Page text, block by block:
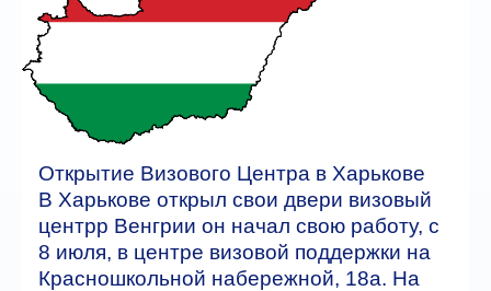
Автобусные туры
ГОРЯЩИЕ ТУРЫ
туры дня
Отели
Контакты
Открытие Визового Центра в Харькове
В Харькове открыл свои двери визовый
центрр Венгрии он начал свою работу, с
8 июля, в центре визовой поддержки на
Красношкольной набережной, 18а. На